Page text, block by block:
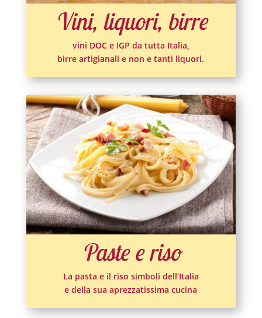
Vini, liquori, birre
vini DOC e IGP da tutta Italia,
birre artigianali e non e tanti liquori.
Paste e riso
La pasta e il riso simboli dell’Italia
e della sua aprezzatissima cucina